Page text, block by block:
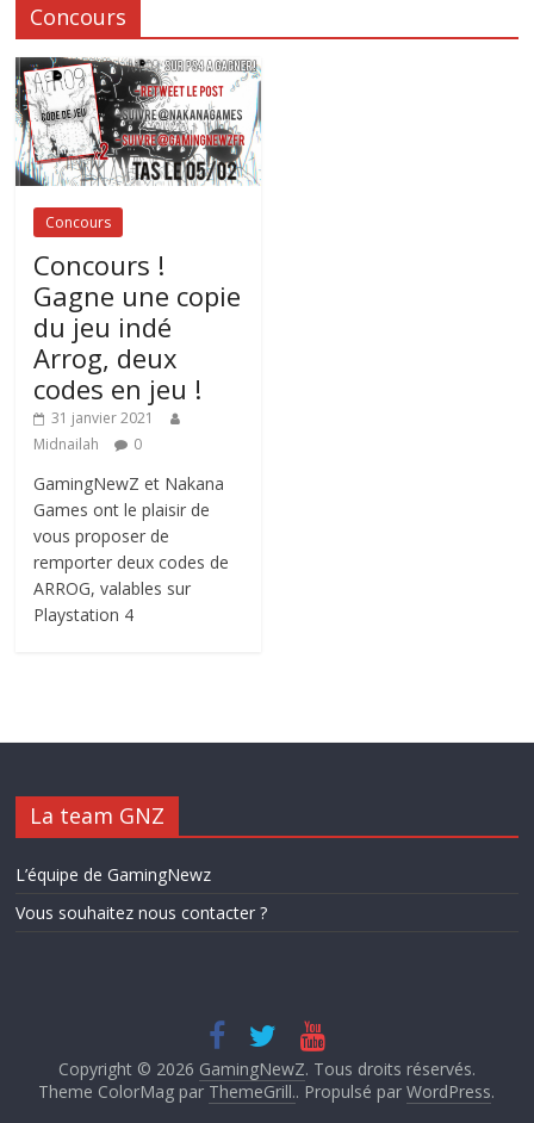
Concours
Concours
Concours !
Gagne une copie
du jeu indé
Arrog, deux
codes en jeu !
31 janvier 2021
Midnailah
0
GamingNewZ et Nakana
Games ont le plaisir de
vous proposer de
remporter deux codes de
ARROG, valables sur
Playstation 4
La team GNZ
L’équipe de GamingNewz
Vous souhaitez nous contacter ?
Copyright © 2026 GamingNewZ. Tous droits réservés.
Theme ColorMag par ThemeGrill.. Propulsé parWordPress.